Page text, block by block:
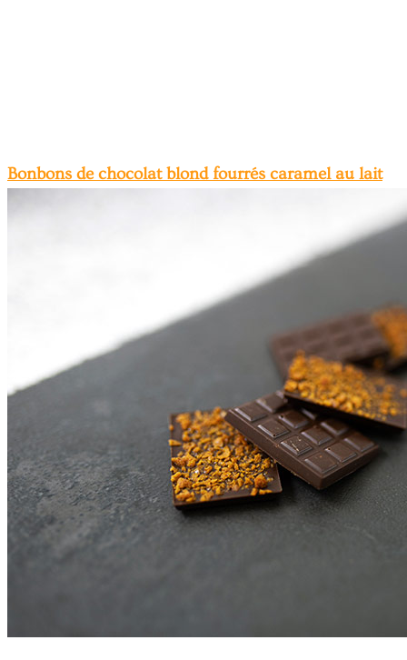
Bonbons de chocolat blond fourrés caramel au lait